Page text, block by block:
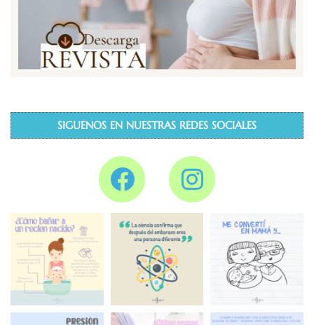
SIGUENOS EN NUESTRAS REDES SOCIALES